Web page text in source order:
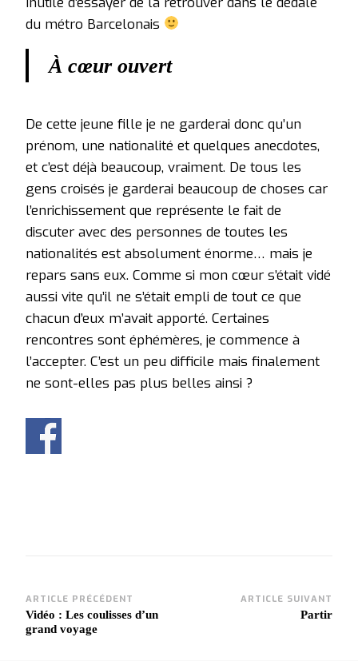
du métro Barcelonais
À cœur ouvert
De cette jeune fille je ne garderai donc qu’un
prénom, une nationalité et quelques anecdotes,
et c’est déjà beaucoup, vraiment. De tous les
gens croisés je garderai beaucoup de choses car
l’enrichissement que représente le fait de
discuter avec des personnes de toutes les
nationalités est absolument énorme… mais je
repars sans eux. Comme si mon cœur s’était vidé
aussi vite qu’il ne s’était empli de tout ce que
chacun d’eux m’avait apporté. Certaines
rencontres sont éphémères, je commence à
l’accepter. C’est un peu difficile mais finalement
ne sont-elles pas plus belles ainsi ?
Navigation
d'article
ARTICLE PRÉCÉDENT
Vidéo : Les coulisses d’un
grand voyage
ARTICLE SUIVANT
Partir